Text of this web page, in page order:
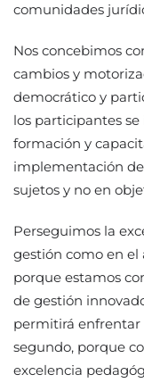
comunidades
Nos concebimos
cambios y
democrático y
los participantes
formación y
implementación
sujetos y no en
Perseguimos la
gestión como en el
porque estamos
de gestión
permitirá enfrentar
segundo, porque
excelencia